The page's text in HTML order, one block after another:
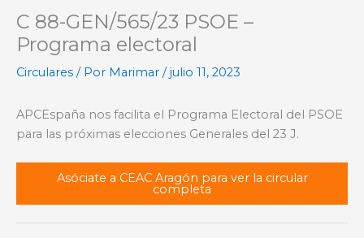
C 88-GEN/565/23 PSOE –
Programa electoral
Circulares / Por Marimar /julio 11, 2023
APCEspaña nos facilita el Programa Electoral del PSOE
para las próximas elecciones Generales del 23 J.
Asóciate a CEAC Aragón para ver la circular
completa